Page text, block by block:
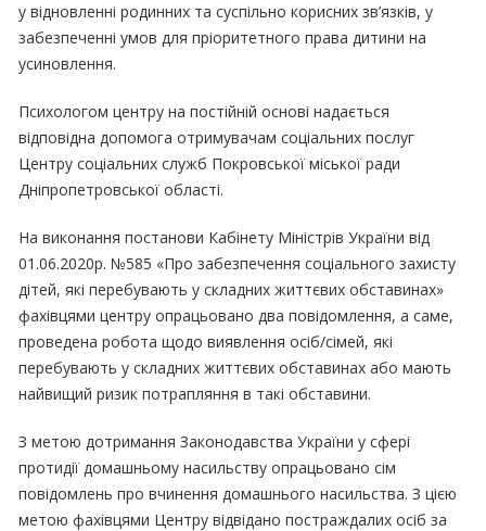
у відновленні родинних та суспільно корисних зв’язків, у
забезпеченні умов для пріоритетного права дитини на
усиновлення.
Психологом центру на постійній основі надається
відповідна допомога отримувачам соціальних послуг
Центру соціальних служб Покровської міської ради
Дніпропетровської області.
На виконання постанови Кабінету Міністрів України від
01.06.2020р. №585 «Про забезпечення соціального захисту
дітей, які перебувають у складних життєвих обставинах»
фахівцями центру опрацьовано два повідомлення, а саме,
проведена робота щодо виявлення осіб/сімей, які
перебувають у складних життєвих обставинах або мають
найвищий ризик потрапляння в такі обставини.
З метою дотримання Законодавства України у сфері
протидії домашньому насильству опрацьовано сім
повідомлень про вчинення домашнього насильства. З цією
метою фахівцями Центру відвідано постраждалих осіб за